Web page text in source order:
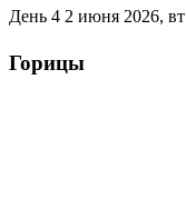
День 4 2 июня 2026, вт
Горицы